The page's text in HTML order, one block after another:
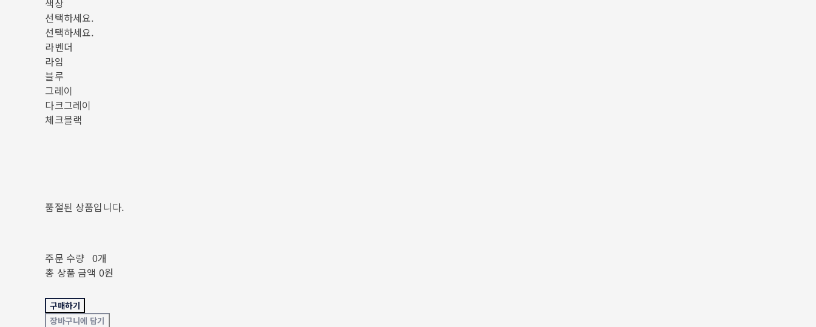
선택하세요.
선택하세요.
라벤더
라임
블루
그레이
다크그레이
체크블랙
품절된 상품입니다.
주문 수량 0개
총 상품 금액 0원
구매하기
장바구니에 담기